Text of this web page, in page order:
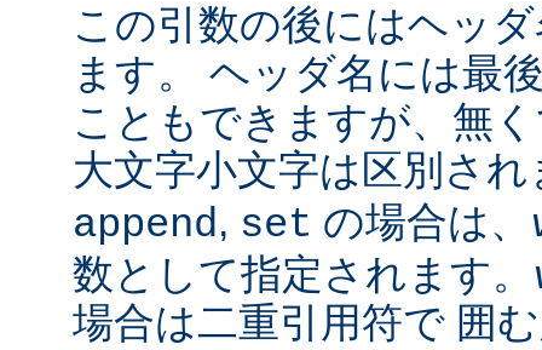
この引数の後にはヘッ
ます。 ヘッダ名には最
こともできますが、無
大文字小文字は区別さ
append, set の場合は、
数として指定されます。
場合は二重引用符で 囲